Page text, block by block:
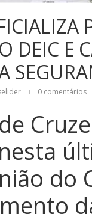
DEIC E
0 comentários
do